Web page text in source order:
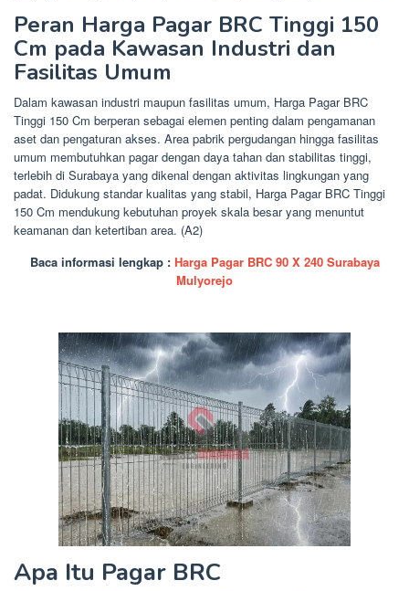
Peran Harga Pagar BRC Tinggi 150
Cm pada Kawasan Industri dan
Fasilitas Umum
Dalam kawasan industri maupun fasilitas umum, Harga Pagar BRC
Tinggi 150 Cm berperan sebagai elemen penting dalam pengamanan
aset dan pengaturan akses. Area pabrik pergudangan hingga fasilitas
umum membutuhkan pagar dengan daya tahan dan stabilitas tinggi,
terlebih di Surabaya yang dikenal dengan aktivitas lingkungan yang
padat. Didukung standar kualitas yang stabil, Harga Pagar BRC Tinggi
150 Cm mendukung kebutuhan proyek skala besar yang menuntut
keamanan dan ketertiban area. (A2)
Baca informasi lengkap : Harga Pagar BRC 90 X 240 Surabaya
Mulyorejo
Apa Itu Pagar BRC